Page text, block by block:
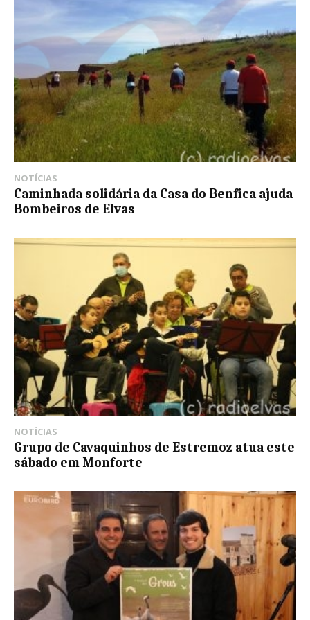
NOTÍCIAS
Caminhada solidária da Casa do Benfica ajuda
Bombeiros de Elvas
NOTÍCIAS
Grupo de Cavaquinhos de Estremoz atua este
sábado em Monforte